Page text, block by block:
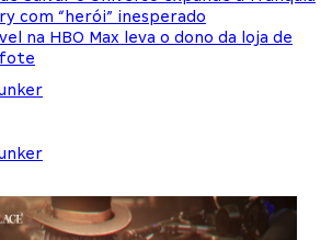
com “herói” inesperado
na HBO Max leva o dono da loja de